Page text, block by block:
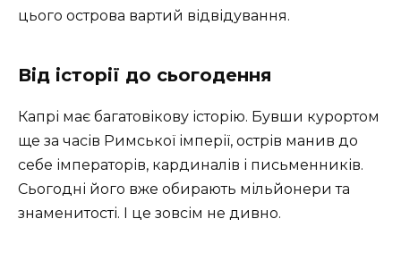
цього острова вартий відвідування.
Від історії до сьогодення
Капрі має багатовікову історію. Бувши курортом
ще за часів Римської імперії, острів манив до
себе імператорів, кардиналів і письменників.
Сьогодні його вже обирають мільйонери та
знаменитості. І це зовсім не дивно.